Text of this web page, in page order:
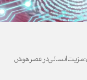
مزیت انسانی در عصر هوش